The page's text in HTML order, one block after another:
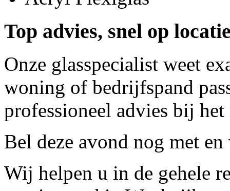
Top advies, snel op
Onze glasspecialist weet
woning of bedrijfspand
professioneel advies bij
Bel deze avond nog met en
Wij helpen u in de gehele